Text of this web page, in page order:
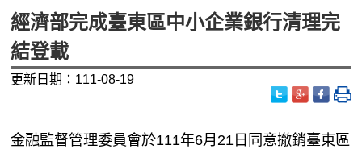
經濟部完成臺東區中小企業銀行清理完
結登載
更新日期：111-08-19
金融監督管理委員會於111年6月21日同意撤銷臺東區